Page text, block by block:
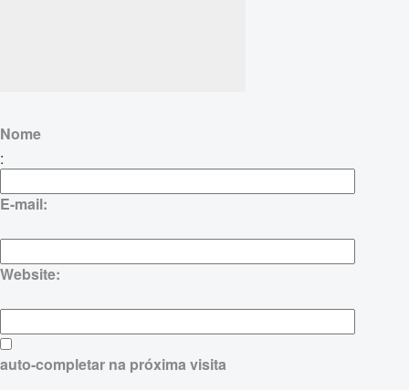
Nome
:
E-mail:
Website:
auto-completar na próxima visita